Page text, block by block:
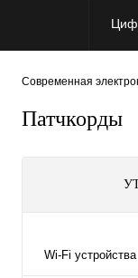
Современная
Патчкорды
Wi-Fi устройства